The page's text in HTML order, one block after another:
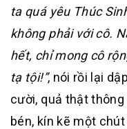
ta quá yêu Thúc
không phải với cô.
hết, chỉ mong cô
tạ tội!”, nói rồi lại
cười, quả thật
bén, kín kẽ một